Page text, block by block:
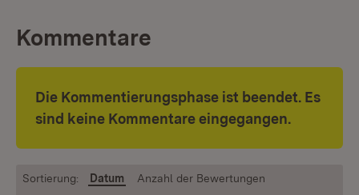
Kommentare
Die Kommentierungsphase ist beendet. Es
sind keine Kommentare eingegangen.
Sortierung: Datum Anzahl der Bewertungen